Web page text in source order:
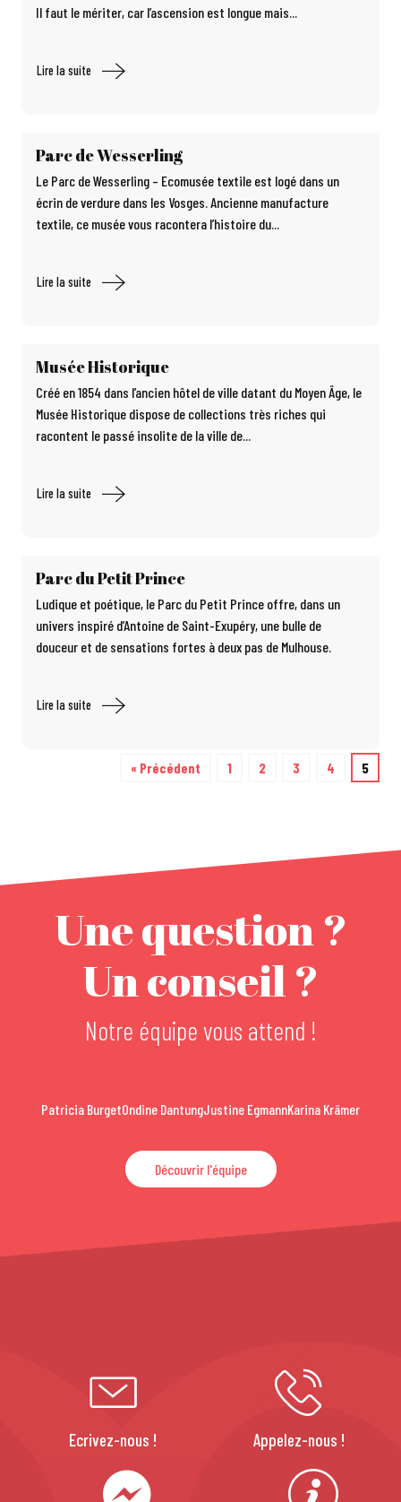
Il faut le mériter, car l’ascension est longue mais...
Lire la suite
Parc de Wesserling
Le Parc de Wesserling – Ecomusée textile est logé dans un
écrin de verdure dans les Vosges. Ancienne manufacture
textile, ce musée vous racontera l’histoire du...
Lire la suite
Musée Historique
Créé en 1854 dans l’ancien hôtel de ville datant du Moyen Âge, le
Musée Historique dispose de collections très riches qui
racontent le passé insolite de la ville de...
Lire la suite
Parc du Petit Prince
Ludique et poétique, le Parc du Petit Prince offre, dans un
univers inspiré d’Antoine de Saint-Exupéry, une bulle de
douceur et de sensations fortes à deux pas de Mulhouse.
Lire la suite
« Précédent 1 2 3 4 5
Une question ?
Un conseil ?
Notre équipe vous attend !
Patricia BurgetOndine DantungJustine EgmannKarina Krämer
Découvrir l'équipe
Ecrivez-nous ! Appelez-nous !